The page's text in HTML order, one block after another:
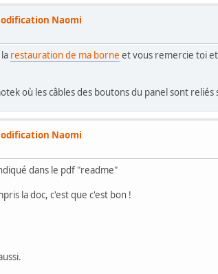
Naomi
restauration de ma borne et vous remercie toi
où les câbles des boutons du panel sont reliés
Naomi
dans le pdf "readme"
la doc, c'est que c'est bon !